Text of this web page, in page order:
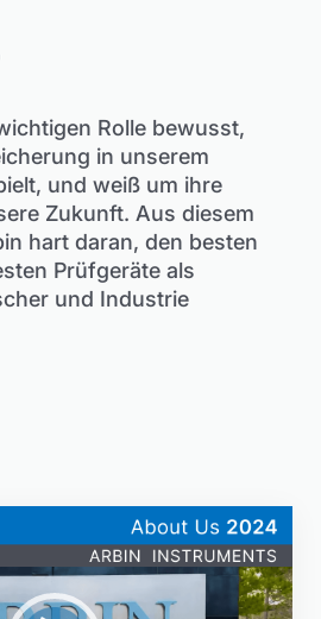
Rolle bewusst,
in unserem
und weiß um ihre
Zukunft. Aus diesem
hart daran, den besten
Prüfgeräte als
und Industrie